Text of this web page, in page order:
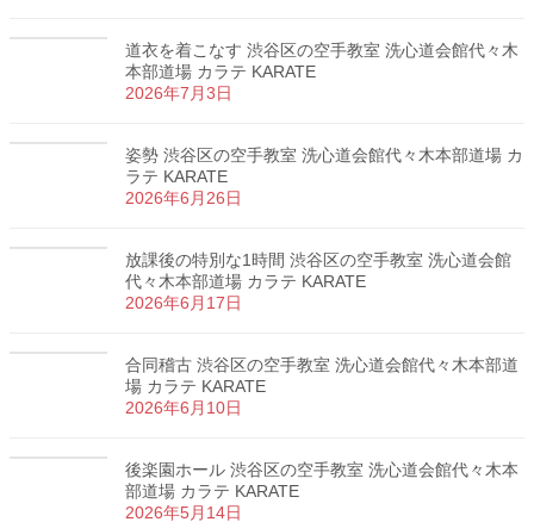
道衣を着こなす 渋谷区の空手教室 洗心道会館代々木
本部道場 カラテ KARATE
2026年7月3日
姿勢 渋谷区の空手教室 洗心道会館代々木本部道場 カ
ラテ KARATE
2026年6月26日
放課後の特別な1時間 渋谷区の空手教室 洗心道会館
代々木本部道場 カラテ KARATE
2026年6月17日
合同稽古 渋谷区の空手教室 洗心道会館代々木本部道
場 カラテ KARATE
2026年6月10日
後楽園ホール 渋谷区の空手教室 洗心道会館代々木本
部道場 カラテ KARATE
2026年5月14日